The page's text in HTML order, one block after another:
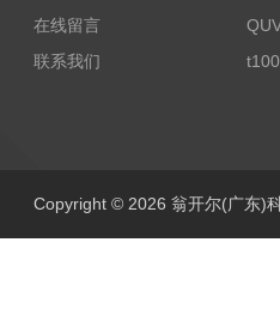
在线留言
联系我们
Copyright © 2026 翁开尔(广东)